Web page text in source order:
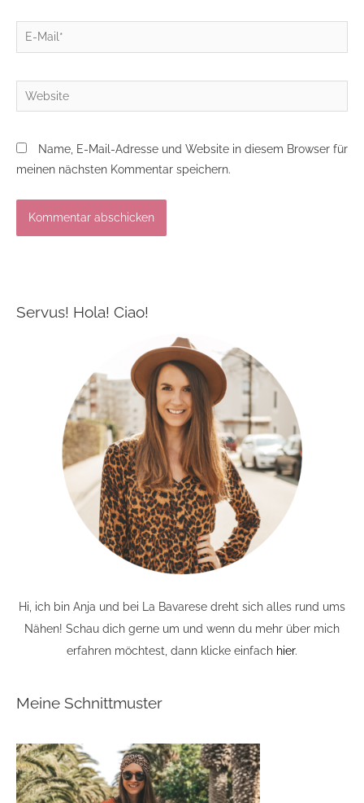
E-
Mail*
Website
Name, E-Mail-Adresse und Website in diesem Browser für
meinen nächsten Kommentar speichern.
Servus! Hola! Ciao!
Hi, ich bin Anja und bei La Bavarese dreht sich alles rund ums
Nähen! Schau dich gerne um und wenn du mehr über mich
erfahren möchtest, dann klicke einfach hier.
Meine Schnittmuster